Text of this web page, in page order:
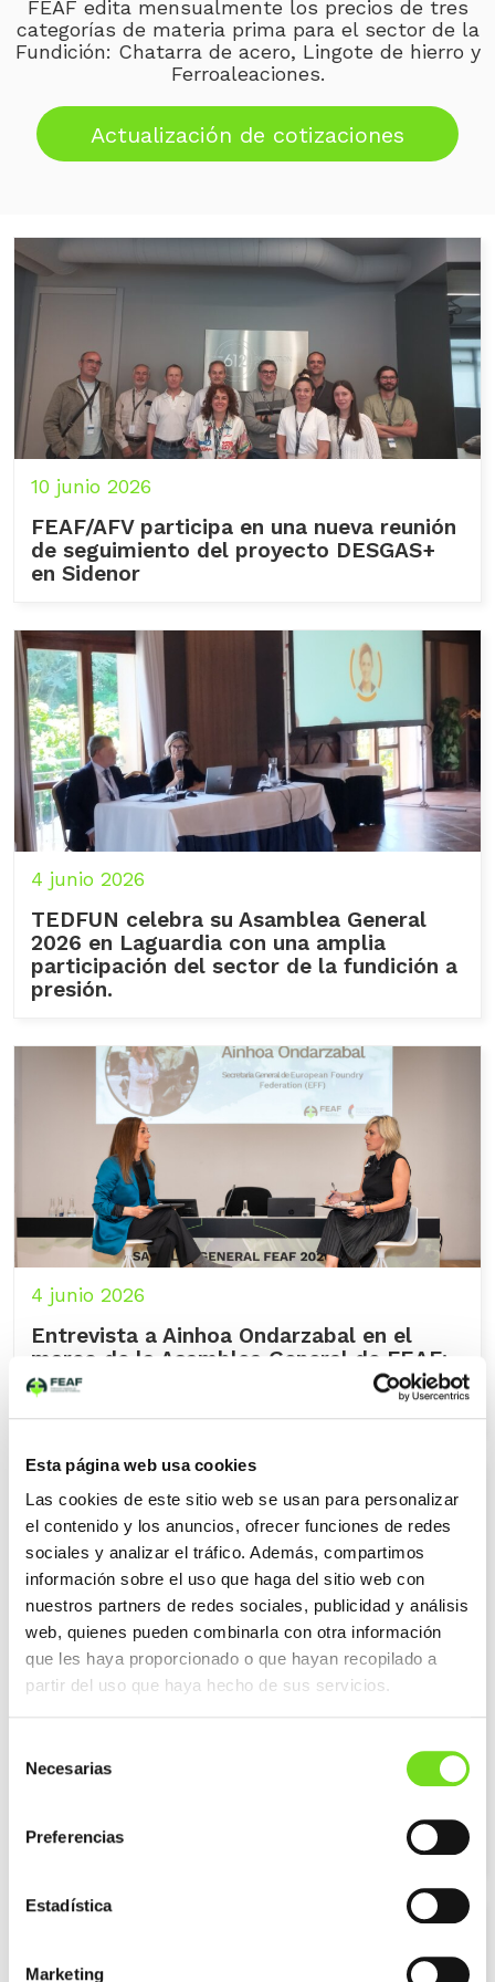
Esta página web usa cookies
Las cookies de este sitio web se usan para personalizar
el contenido y los anuncios, ofrecer funciones de redes
sociales y analizar el tráfico. Además, compartimos
información sobre el uso que haga del sitio web con
nuestros partners de redes sociales, publicidad y análisis
web, quienes pueden combinarla con otra información
que les haya proporcionado o que hayan recopilado a
partir del uso que haya hecho de sus servicios.
Necesarias
Preferencias
Estadística
Marketing
FEAF edita mensualmente los precios de tres
categorías de materia prima para el sector de la
Fundición: Chatarra de acero, Lingote de hierro y
Ferroaleaciones.
Actualización de cotizaciones
10 junio 2026
FEAF/AFV participa en una nueva reunión
de seguimiento del proyecto DESGAS+
en Sidenor
4 junio 2026
TEDFUN celebra su Asamblea General
2026 en Laguardia con una amplia
participación del sector de la fundición a
presión.
4 junio 2026
Entrevista a Ainhoa Ondarzabal en el
marco de la Asamblea General de FEAF:
«Las fundiciones europeas en un punto
de inflexión»
Foro de Descarbonización de la Industria
-Flexibilidad como palanca para
consumidores industriales.